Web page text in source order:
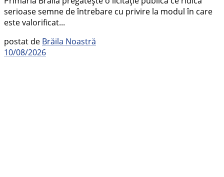
serioase semne de întrebare cu privire la modul în care
este valorificat...
postat de Brăila Noastră
10/08/2026